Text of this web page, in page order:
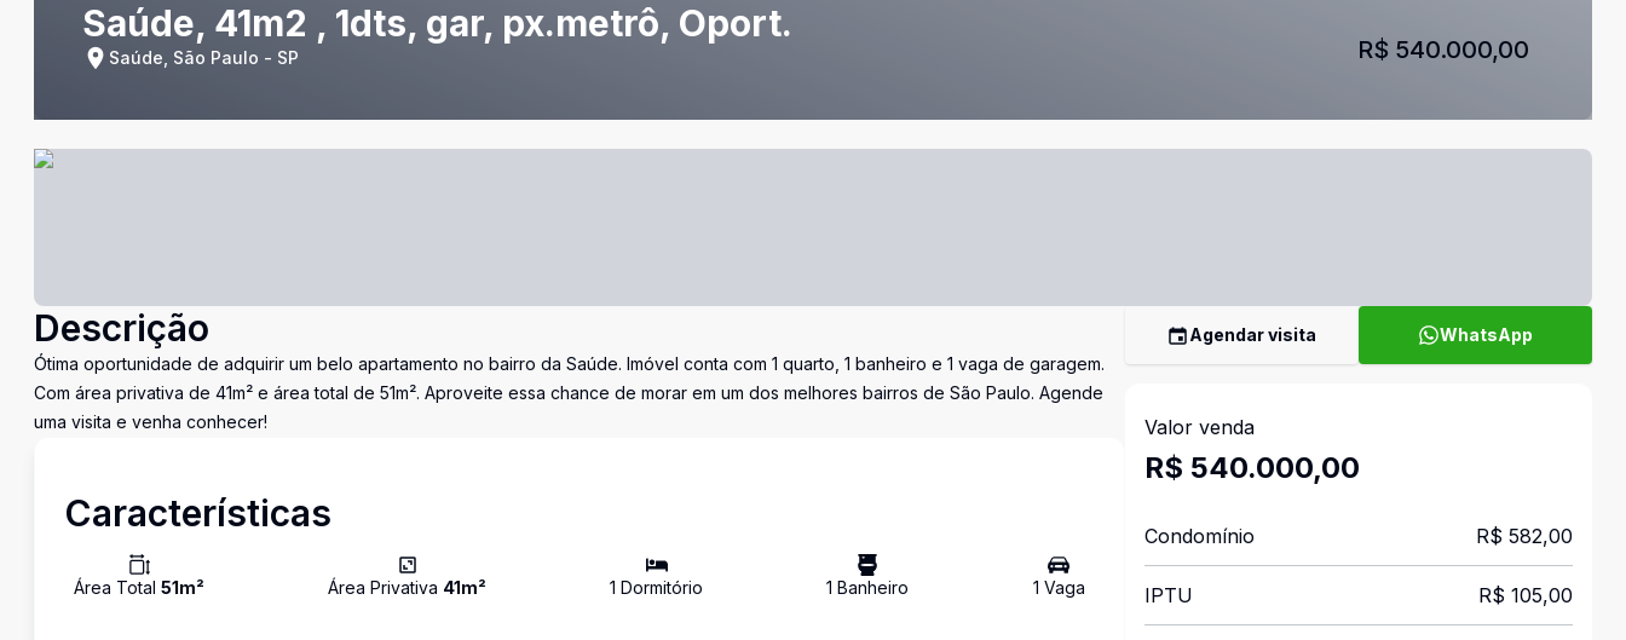
Saúde, 41m2 , 1dts, gar, px.metrô, Oport.
Saúde, São Paulo - SP R$ 540.000,00
Descrição
Ótima oportunidade de adquirir um belo apartamento no bairro da Saúde. Imóvel conta com 1 quarto, 1 banheiro e 1 vaga de garagem.
Com área privativa de 41m² e área total de 51m². Aproveite essa chance de morar em um dos melhores bairros de São Paulo. Agende
uma visita e venha conhecer!
Características
Área Total 51m² Área Privativa 41m² 1 Dormitório 1 Banheiro 1 Vaga
Agendar visita WhatsApp
Valor venda
R$ 540.000,00
Condomínio R$ 582,00
IPTU R$ 105,00